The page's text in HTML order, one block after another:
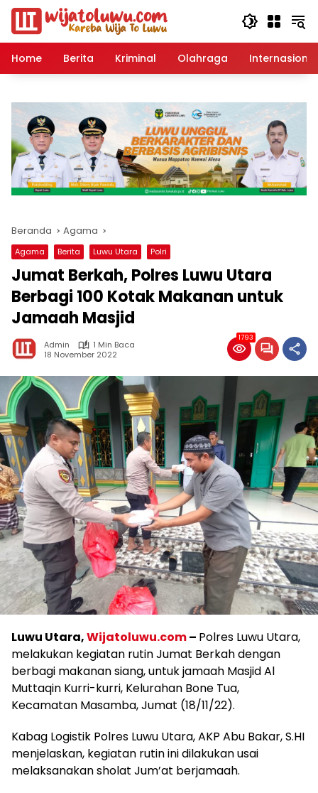
Langsung
konten
Home
Berita Kriminal Olahraga Internasional
Beranda Agama
Agama Berita Luwu Utara Polri
Jumat Berkah, Polres Luwu Utara
Berbagi 100 Kotak Makanan untuk
Jamaah Masjid
Admin
1 Min Baca
18 November 2022
1793
Luwu Utara,Wijatoluwu.com– Polres Luwu Utara,
melakukan kegiatan rutin Jumat Berkah dengan
berbagi makanan siang, untuk jamaah Masjid Al
Muttaqin Kurri-kurri, Kelurahan Bone Tua,
Kecamatan Masamba, Jumat (18/11/22).
Kabag Logistik Polres Luwu Utara, AKP Abu Bakar, S.HI
menjelaskan, kegiatan rutin ini dilakukan usai
melaksanakan sholat Jum’at berjamaah.